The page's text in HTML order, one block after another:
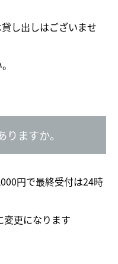
し出しはございませ
ますか。
円で最終受付は24時
更になります